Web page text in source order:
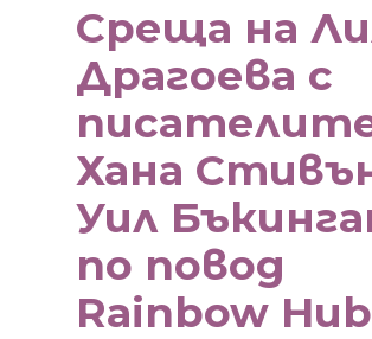
Среща на
Драгоева с
Хана
Уил
по повод
Rainbow Hub